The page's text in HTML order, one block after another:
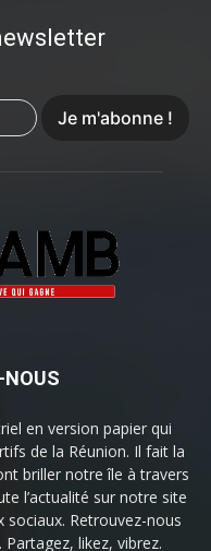
en version papier qui
de la Réunion. Il fait la
briller notre île à travers
l’actualité sur notre site
sociaux. Retrouvez-nous
likez, vibrez.